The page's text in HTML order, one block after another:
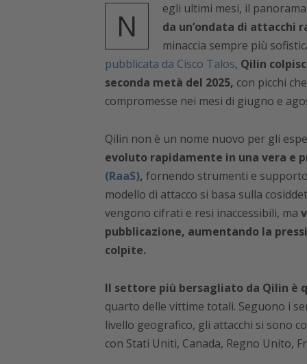
N egli ultimi mesi, il
da un’ondata di attacchi
minaccia sempre più
pubblicata da Cisco Talos, Qilin
seconda metà del 2025, con picchi
compromesse nei mesi di giugno e
Qilin non è un nome nuovo per gli
evoluto rapidamente in una vera e
(RaaS), fornendo strumenti e
modello di attacco si basa sulla
vengono cifrati e resi inaccessibili, ma
pubblicazione, aumentando la
colpite.
Il settore più bersagliato da Qilin è
quarto delle vittime totali. Seguono i
livello geografico, gli attacchi si sono
con Stati Uniti, Canada, Regno Unito,